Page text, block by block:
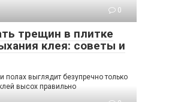
0
трещин в плитке
клея: советы и
полах выглядит безупречно только
высох правильно